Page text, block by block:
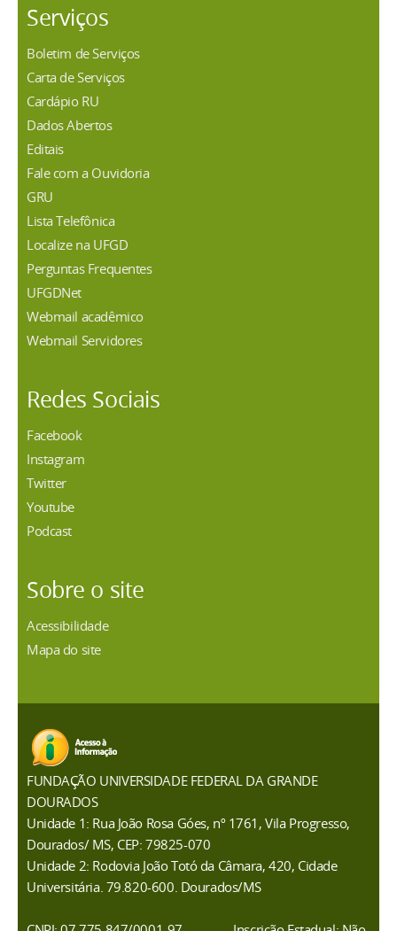
Serviços
Boletim de Serviços
Carta de Serviços
Cardápio RU
Dados Abertos
Editais
Fale com a Ouvidoria
GRU
Lista Telefônica
Localize na UFGD
Perguntas Frequentes
UFGDNet
Webmail acadêmico
Webmail Servidores
Redes Sociais
Facebook
Instagram
Twitter
Youtube
Podcast
Sobre o site
Acessibilidade
Mapa do site
FUNDAÇÃO UNIVERSIDADE FEDERAL DA GRANDE
DOURADOS
Unidade 1: Rua João Rosa Góes, nº 1761, Vila Progresso,
Dourados/ MS, CEP: 79825-070
Unidade 2: Rodovia João Totó da Câmara, 420, Cidade
Universitária. 79.820-600. Dourados/MS